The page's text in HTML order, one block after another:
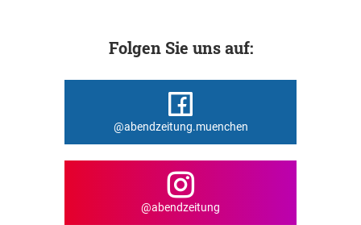
Folgen Sie uns auf:
@abendzeitung.muenchen
@abendzeitung